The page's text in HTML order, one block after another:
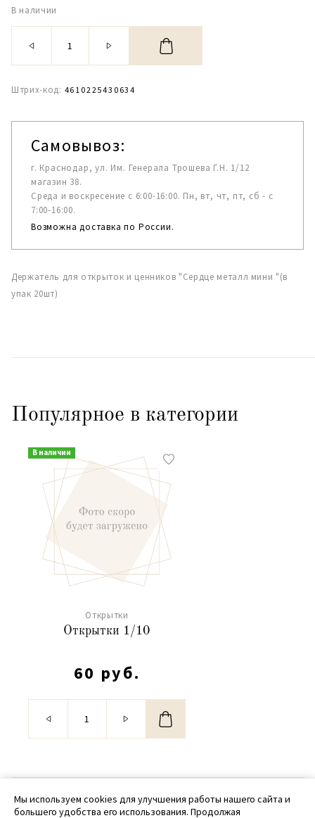
В наличии
Штрих-код: 4610225430634
Самовывоз:
г. Краснодар, ул. Им. Генерала Трошева Г.Н. 1/12
магазин 38.
Среда и воскресение с 6:00-16:00. Пн, вт, чт, пт, сб - с
7:00-16:00.
Возможна доставка по России.
Держатель для открыток и ценников "Сердце металл мини "(в
упак 20шт)
Популярное в категории
В наличии
Открытки
Открытки 1/10
60 руб.
© 2020 - 2026 SamPack
Мы используем cookies для улучшения работы нашего сайта и
большего удобства его использования. Продолжая